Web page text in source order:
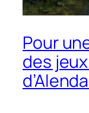
Pour
des